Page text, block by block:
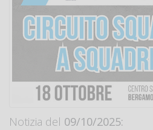
Notizia del 09/10/2025: